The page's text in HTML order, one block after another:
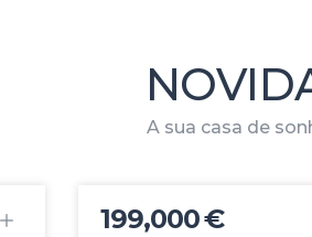
A sua casa de
199,000 €